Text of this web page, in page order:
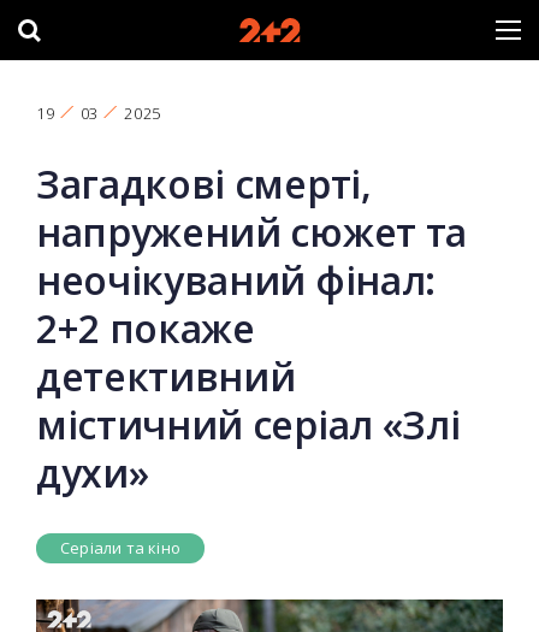
19 03 2025
Загадкові смерті,
напружений сюжет та
неочікуваний фінал:
2+2 покаже
детективний
містичний серіал «Злі
духи»
Серіали та кіно